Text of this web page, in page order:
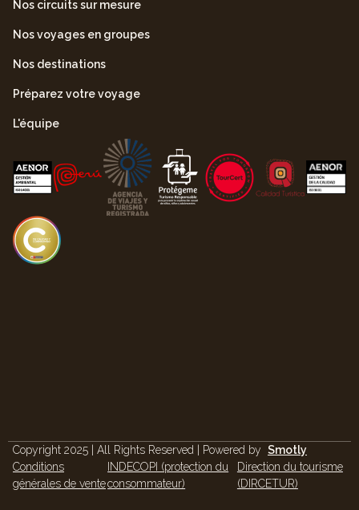
Nos circuits sur mesure
Nos voyages en groupes
Nos destinations
Préparez votre voyage
L'équipe
Copyright 2025 | All Rights Reserved | Powered by Smotly
Conditions
générales de vente
INDECOPI (protection du
consommateur)
Direction du tourisme
(DIRCETUR)